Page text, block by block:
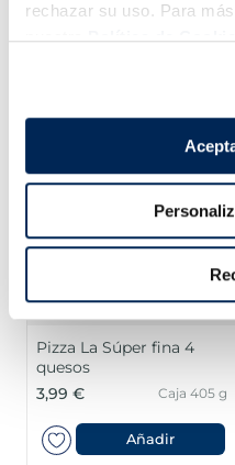
rechazar su uso. Para
nuestraPolítica de
¡Combínalo y
La Súper fina 4
Añadir
2,99 €